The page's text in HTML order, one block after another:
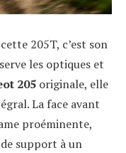
205T, c’est son
les optiques et
205 originale, elle
La face avant
proéminente,
support à un